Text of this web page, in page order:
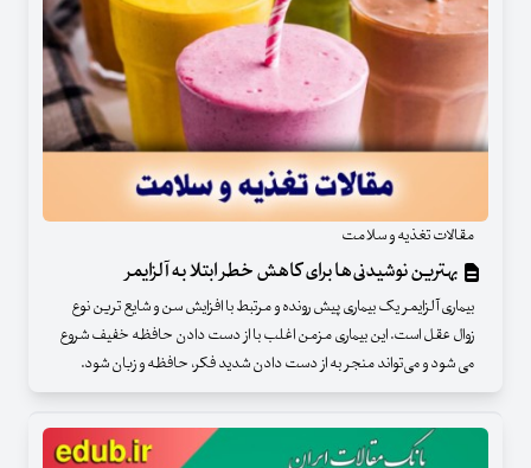
مقالات تغذیه و سلامت
بهترین نوشیدنی‌ها برای کاهش خطر ابتلا به آلزایمر
بیماری آلزایمر یک بیماری پیش رونده و مرتبط با افزایش سن و شایع ترین نوع
زوال عقل است. این بیماری مزمن اغلب با از دست دادن حافظه خفیف شروع
می شود و می‌تواند منجر به از دست دادن شدید فکر، حافظه و زبان شود.